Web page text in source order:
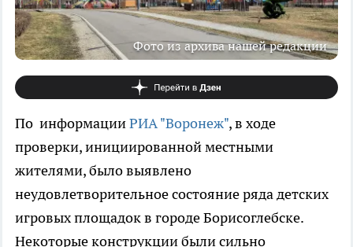
Фото из архива нашей редакции
По информацииРИА "Воронеж", в ходе
проверки, инициированной местными
жителями, было выявлено
неудовлетворительное состояние ряда детских
игровых площадок в городе Борисоглебске.
Некоторые конструкции были сильно